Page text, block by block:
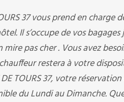
37 vous prend en
Il s’occupe de vos
pas cher . Vous avez
restera à votre
TOURS 37, votre
du Lundi au Dimanche.